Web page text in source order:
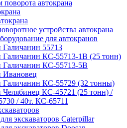
автокрана
устройства автокрана
для автокранов
Галичанин 55713
Галичанин КС-55713-1В (25 тонн)
Галичанин КС-55713-5В
Ивановец
Галичанин КС-55729 (32 тонны)
Челябинец КС-45721 (25 тонн) /
/ 40т. КС-65711
экскаваторов Caterpillar